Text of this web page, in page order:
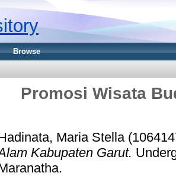
Browse
Promosi Wisata
Maria Stella
Kabupaten Garut.